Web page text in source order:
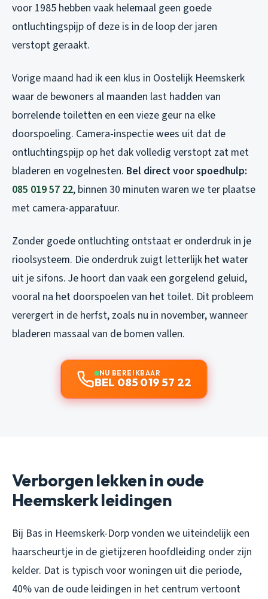
voor 1985 hebben vaak helemaal geen goede
ontluchtingspijp of deze is in de loop der jaren
verstopt geraakt.
Vorige maand had ik een klus in Oostelijk Heemskerk
waar de bewoners al maanden last hadden van
borrelende toiletten en een vieze geur na elke
doorspoeling. Camera-inspectie wees uit dat de
ontluchtingspijp op het dak volledig verstopt zat met
bladeren en vogelnesten. Bel direct voor spoedhulp:
085 019 57 22, binnen 30 minuten waren we ter plaatse
met camera-apparatuur.
Zonder goede ontluchting ontstaat er onderdruk in je
rioolsysteem. Die onderdruk zuigt letterlijk het water
uit je sifons. Je hoort dan vaak een gorgelend geluid,
vooral na het doorspoelen van het toilet. Dit probleem
verergert in de herfst, zoals nu in november, wanneer
bladeren massaal van de bomen vallen.
NU BEREIKBAAR
BEL 085 019 57 22
Verborgen lekken in oude
Heemskerk leidingen
Bij Bas in Heemskerk-Dorp vonden we uiteindelijk een
haarscheurtje in de gietijzeren hoofdleiding onder zijn
kelder. Dat is typisch voor woningen uit die periode,
40% van de oude leidingen in het centrum vertoont